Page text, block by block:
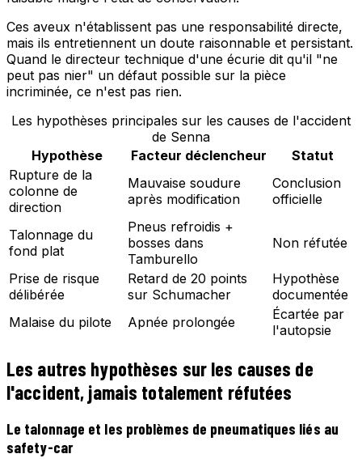
Ces aveux n'établissent pas une responsabilité directe,
mais ils entretiennent un doute raisonnable et persistant.
Quand le directeur technique d'une écurie dit qu'il "ne
peut pas nier" un défaut possible sur la pièce
incriminée, ce n'est pas rien.
Les hypothèses principales sur les causes de l'accident
de Senna
Hypothèse
Facteur déclencheur
Statut
Rupture de la
colonne de
direction
Mauvaise soudure
après modification
Conclusion
officielle
Talonnage du
fond plat
Pneus refroidis +
bosses dans
Tamburello
Non réfutée
Prise de risque
délibérée
Retard de 20 points
sur Schumacher
Hypothèse
documentée
Malaise du pilote
Apnée prolongée
Écartée par
l'autopsie
Les autres hypothèses sur les causes de
l'accident, jamais totalement réfutées
Le talonnage et les problèmes de pneumatiques liés au
safety-car